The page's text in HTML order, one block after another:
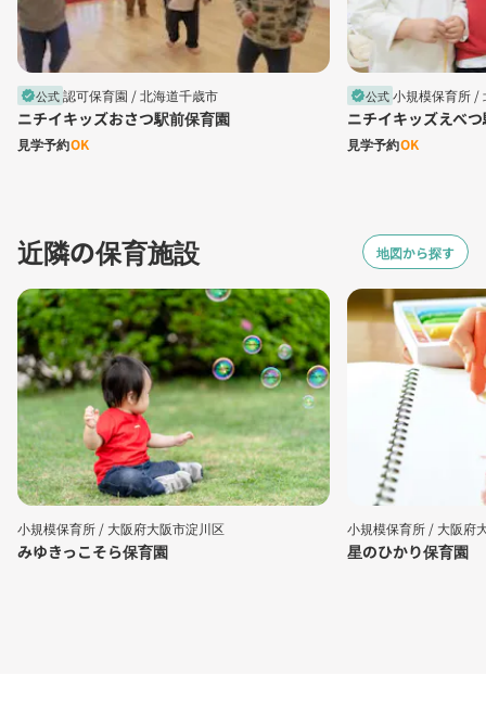
verified公式認可保育園 /北海道千歳市
ニチイキッズおさつ駅前保育園
見学予約OK
verified公式小規模保育所 /
ニチイキッズえべ
見学予約OK
近隣の保育施設 地図から探す
小規模保育所 / 大阪府大阪市淀川区
みゆきっこそら保育園
小規模保育所 / 大阪府
星のひかり保育園